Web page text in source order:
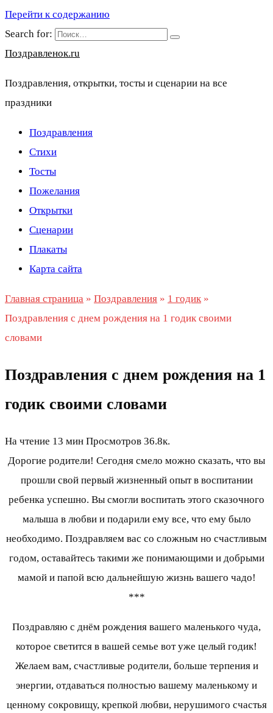
Перейти к содержанию
Search for:
Поздравленок.ru
Поздравления, открытки, тосты и сценарии на все
праздники
Поздравления
Стихи
Тосты
Пожелания
Открытки
Сценарии
Плакаты
Карта сайта
Главная страница » Поздравления » 1 годик »
Поздравления с днем рождения на 1 годик своими
словами
Поздравления с днем рождения на 1
годик своими словами
На чтение 13 мин Просмотров 36.8к.
Дорогие родители! Сегодня смело можно сказать, что вы
прошли свой первый жизненный опыт в воспитании
ребенка успешно. Вы смогли воспитать этого сказочного
малыша в любви и подарили ему все, что ему было
необходимо. Поздравляем вас со сложным но счастливым
годом, оставайтесь такими же понимающими и добрыми
мамой и папой всю дальнейшую жизнь вашего чадо!
***
Поздравляю с днём рождения вашего маленького чуда,
которое светится в вашей семье вот уже целый годик!
Желаем вам, счастливые родители, больше терпения и
энергии, отдаваться полностью вашему маленькому и
ценному сокровищу, крепкой любви, нерушимого счастья